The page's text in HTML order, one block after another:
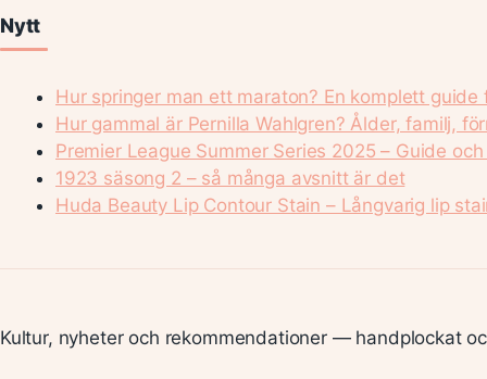
Nytt
Hur springer man ett maraton? En komplett guide
Hur gammal är Pernilla Wahlgren? Ålder, familj,
Premier League Summer Series 2025 – Guide
1923 säsong 2 – så många avsnitt är det
Huda Beauty Lip Contour Stain – Långvarig lip
Kultur, nyheter och rekommendationer — handplockat